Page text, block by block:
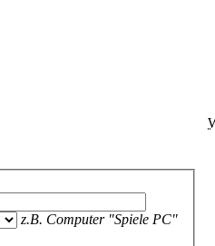
z.B. Computer "Spiele PC"